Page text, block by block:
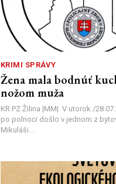
KRIMI SPRÁVY
Žena mala bodnúť
nožom muža
KR PZ Žilina |MM| V utorok /
po polnoci došlo v jednom z
Mikuláši...